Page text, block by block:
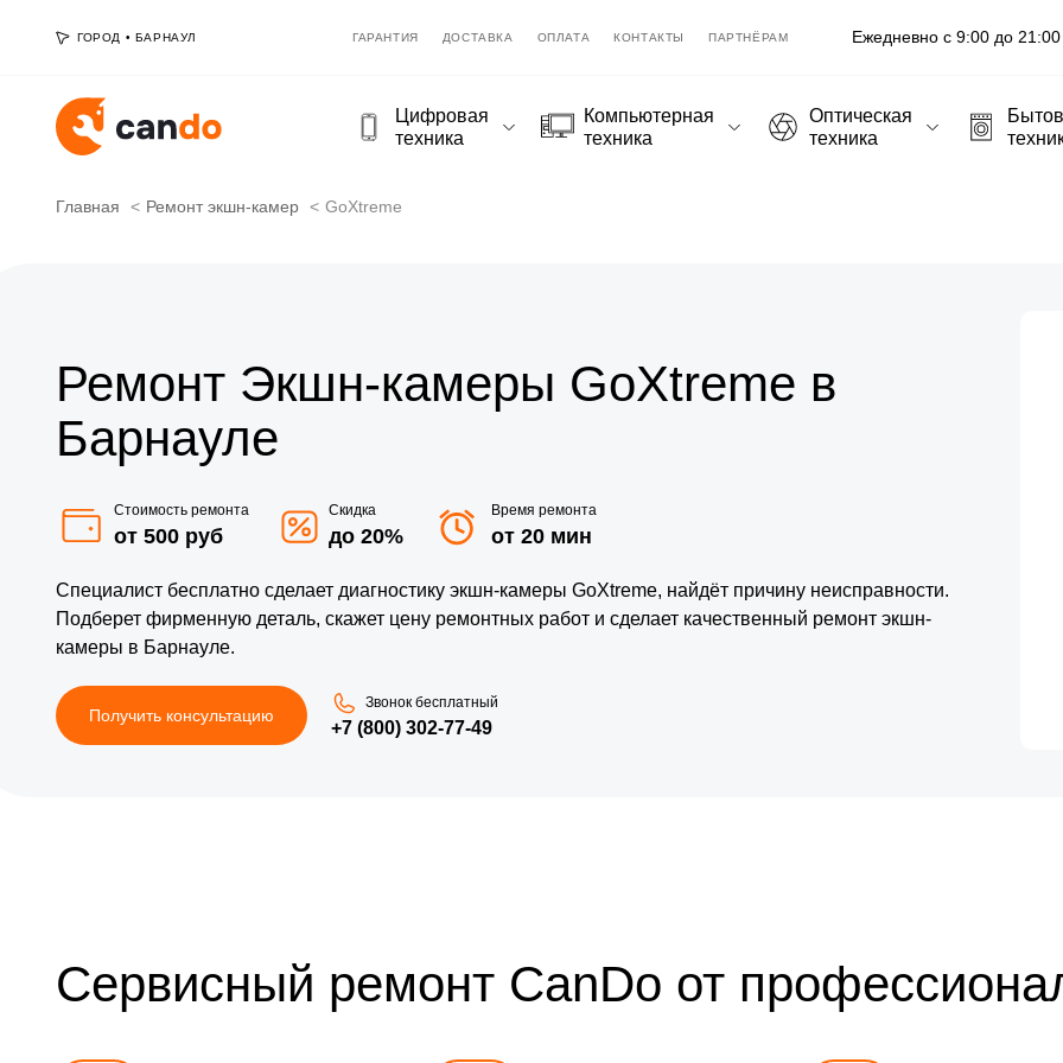
ГОРОД • БАРНАУЛ ГАРАНТИЯ ДОСТАВКА ОПЛАТА КОНТАКТЫ ПАРТНЁРАМ Ежедневно с 9:00 до 21:00
Цифровая
техника
Компьютерная
техника
Оптическая
техника
Главная Ремонт экшн-камер GoXtreme
Ремонт Экшн-камеры GoXtreme в
Барнауле
Стоимость ремонта
от 500 руб
Скидка
до 20%
Время ремонта
от 20 мин
Специалист бесплатно сделает диагностику экшн-камеры GoXtreme, найдёт причину неисправности.
Подберет фирменную деталь, скажет цену ремонтных работ и сделает качественный ремонт экшн-
камеры в Барнауле.
Получить консультацию
Звонок бесплатный
+7 (800) 302-77-49
Сервисный ремонт CanDo от